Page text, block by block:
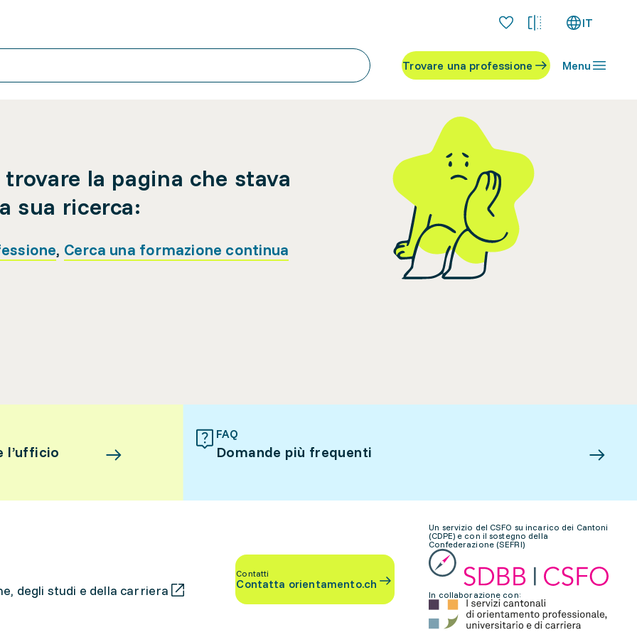
IT
Trovare una professione Menu
la pagina che stava
sua ricerca:
, Cerca una formazione continua
l’ufficio
FAQ
Domande più frequenti
degli studi e della carriera
Contatti
Contatta orientamento.ch
Un servizio del CSFO su incarico dei Cantoni
(CDPE) e con il sostegno della
Confederazione (SEFRI)
In collaborazione con: